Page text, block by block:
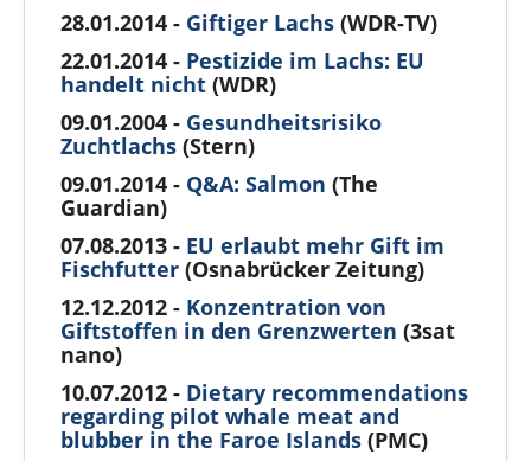
28.01.2014 - Giftiger Lachs (WDR-TV)
22.01.2014 - Pestizide im Lachs: EU
handelt nicht (WDR)
09.01.2004 - Gesundheitsrisiko
Zuchtlachs (Stern)
09.01.2014 - Q&A: Salmon (The
Guardian)
07.08.2013 - EU erlaubt mehr Gift im
Fischfutter (Osnabrücker Zeitung)
12.12.2012 - Konzentration von
Giftstoffen in den Grenzwerten (3sat
nano)
10.07.2012 - Dietary recommendations
regarding pilot whale meat and
blubber in the Faroe Islands (PMC)